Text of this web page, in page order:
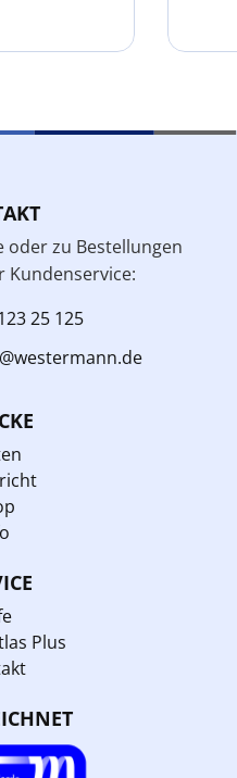
oder zu Bestellungen
25 125
Plus